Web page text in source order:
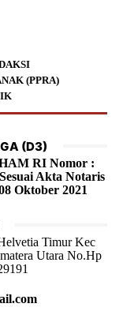
(PPRA)
(D3)
RI Nomor :
Akta Notaris
Oktober 2021
Timur Kec
Utara No.Hp